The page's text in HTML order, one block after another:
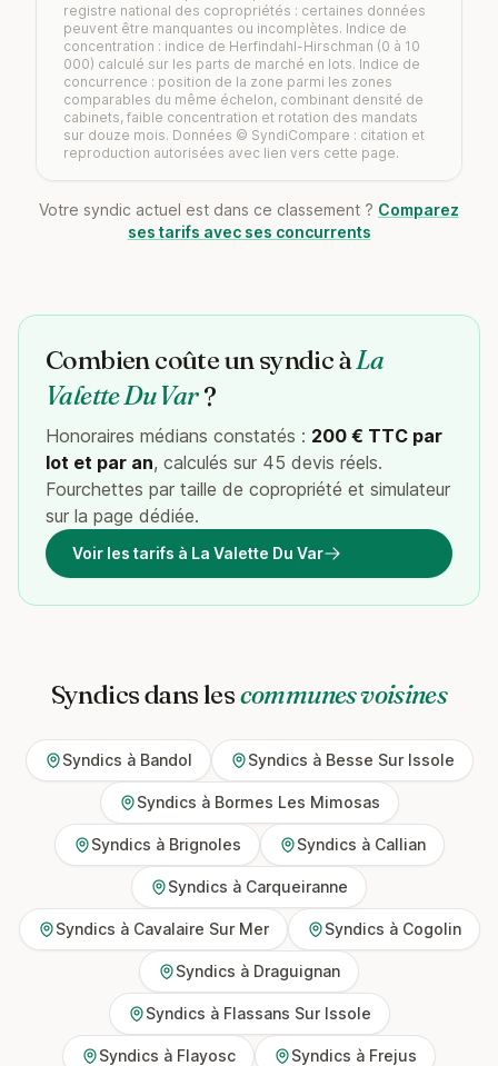
registre national des copropriétés : certaines données
peuvent être manquantes ou incomplètes. Indice de
concentration : indice de Herfindahl-Hirschman (0 à 10
000) calculé sur les parts de marché en lots. Indice de
concurrence : position de la zone parmi les zones
comparables du même échelon, combinant densité de
cabinets, faible concentration et rotation des mandats
sur douze mois. Données © SyndiCompare : citation et
reproduction autorisées avec lien vers cette page.
Votre syndic actuel est dans ce classement ? Comparez
ses tarifs avec ses concurrents
Combien coûte un syndic àLa
Valette Du Var?
Honoraires médians constatés : 200 € TTC par
lot et par an, calculés sur 45 devis réels.
Fourchettes par taille de copropriété et simulateur
sur la page dédiée.
Voir les tarifs à La Valette Du Var
Syndics dans lescommunes voisines
Syndics à Bandol Syndics à Besse Sur Issole
Syndics à Bormes Les Mimosas
Syndics à Brignoles Syndics à Callian
Syndics à Carqueiranne
Syndics à Cavalaire Sur Mer Syndics à Cogolin
Syndics à Draguignan
Syndics à Flassans Sur Issole
Syndics à Flayosc Syndics à Frejus